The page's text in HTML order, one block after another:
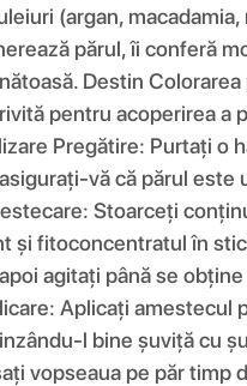
(argan,
părul, îi conferă
Destin
pentru acoperirea a
Pregătire: Purtați o
vă că părul este
Stoarceți
și fitoconcentratul în
agitați până se
Aplicați amestecul
l bine șuviță cu
vopseaua pe păr timp